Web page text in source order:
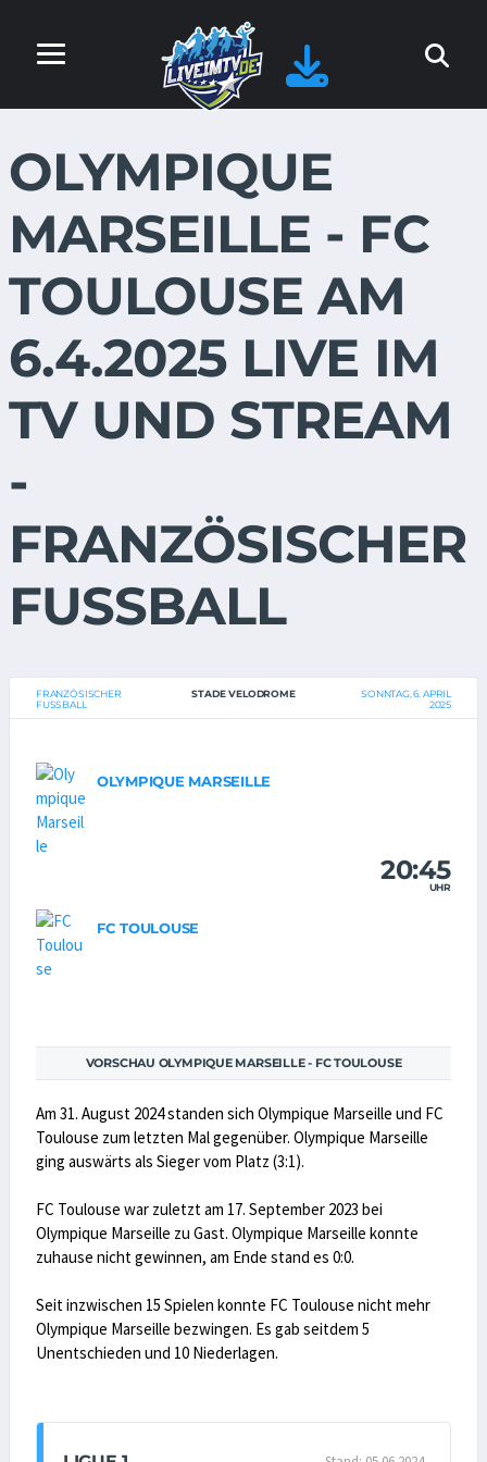
OLYMPIQUE
MARSEILLE - FC
TOULOUSE AM
6.4.2025 LIVE IM
TV UND STREAM
-
FRANZÖSISCHER
FUSSBALL
FRANZÖSISCHER
FUSSBALL
STADE VELODROME
SONNTAG, 6. APRIL
2025
OLYMPIQUE MARSEILLE
20:45
UHR
FC TOULOUSE
VORSCHAU OLYMPIQUE MARSEILLE - FC TOULOUSE
Am 31. August 2024 standen sich Olympique Marseille und FC
Toulouse zum letzten Mal gegenüber. Olympique Marseille
ging auswärts als Sieger vom Platz (3:1).
FC Toulouse war zuletzt am 17. September 2023 bei
Olympique Marseille zu Gast. Olympique Marseille konnte
zuhause nicht gewinnen, am Ende stand es 0:0.
Seit inzwischen 15 Spielen konnte FC Toulouse nicht mehr
Olympique Marseille bezwingen. Es gab seitdem 5
Unentschieden und 10 Niederlagen.